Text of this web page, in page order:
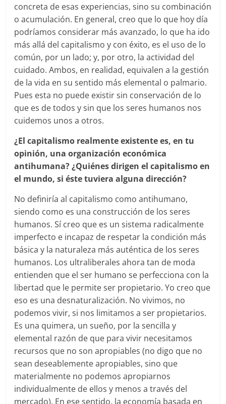
concreta de esas experiencias, sino su combinación
o acumulación. En general, creo que lo que hoy día
podríamos considerar más avanzado, lo que ha ido
más allá del capitalismo y con éxito, es el uso de lo
común, por un lado; y, por otro, la actividad del
cuidado. Ambos, en realidad, equivalen a la gestión
de la vida en su sentido más elemental o palmario.
Pues esta no puede existir sin conservación de lo
que es de todos y sin que los seres humanos nos
cuidemos unos a otros.
¿El capitalismo realmente existente es, en tu
opinión, una organización económica
antihumana? ¿Quiénes dirigen el capitalismo en
el mundo, si éste tuviera alguna dirección?
No definiría al capitalismo como antihumano,
siendo como es una construcción de los seres
humanos. Sí creo que es un sistema radicalmente
imperfecto e incapaz de respetar la condición más
básica y la naturaleza más auténtica de los seres
humanos. Los ultraliberales ahora tan de moda
entienden que el ser humano se perfecciona con la
libertad que le permite ser propietario. Yo creo que
eso es una desnaturalización. No vivimos, no
podemos vivir, si nos limitamos a ser propietarios.
Es una quimera, un sueño, por la sencilla y
elemental razón de que para vivir necesitamos
recursos que no son apropiables (no digo que no
sean deseablemente apropiables, sino que
materialmente no podemos apropiarnos
individualmente de ellos y menos a través del
mercado). En ese sentido, la economía basada en